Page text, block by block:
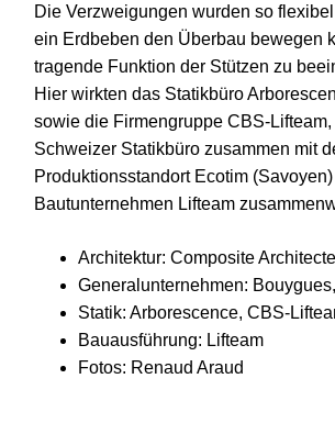
Die Verzweigungen wurden so
ein Erdbeben den Überbau bewegen
tragende Funktion der Stützen zu
Hier wirkten das Statikbüro
sowie die Firmengruppe CBS-Lifteam,
Schweizer Statikbüro zusammen mit
Produktionsstandort Ecotim
Bautunternehmen Lifteam
Architektur: Composite
Generalunternehmen:
Statik: Arborescence, CBS-
Bauausführung: Lifteam
Fotos: Renaud Araud